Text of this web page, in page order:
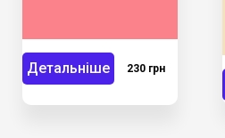
Детальніше 230 грн